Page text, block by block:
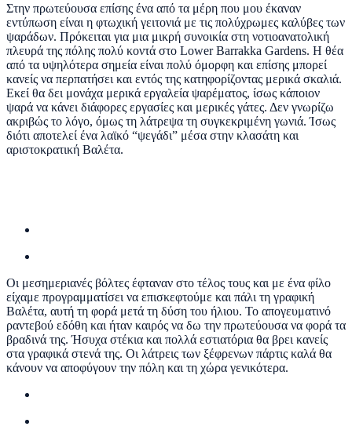
Στην πρωτεύουσα επίσης ένα από τα μέρη που μου έκαναν
εντύπωση είναι η φτωχική γειτονιά με τις πολύχρωμες καλύβες των
ψαράδων. Πρόκειται για μια μικρή συνοικία στη νοτιοανατολική
πλευρά της πόλης πολύ κοντά στο Lower Barrakka Gardens. Η θέα
από τα υψηλότερα σημεία είναι πολύ όμορφη και επίσης μπορεί
κανείς να περπατήσει και εντός της κατηφορίζοντας μερικά σκαλιά.
Εκεί θα δει μονάχα μερικά εργαλεία ψαρέματος, ίσως κάποιον
ψαρά να κάνει διάφορες εργασίες και μερικές γάτες. Δεν γνωρίζω
ακριβώς το λόγο, όμως τη λάτρεψα τη συγκεκριμένη γωνιά. Ίσως
διότι αποτελεί ένα λαϊκό “ψεγάδι” μέσα στην κλασάτη και
αριστοκρατική Βαλέτα.
Οι μεσημεριανές βόλτες έφταναν στο τέλος τους και με ένα φίλο
είχαμε προγραμματίσει να επισκεφτούμε και πάλι τη γραφική
Βαλέτα, αυτή τη φορά μετά τη δύση του ήλιου. Το απογευματινό
ραντεβού εδόθη και ήταν καιρός να δω την πρωτεύουσα να φορά τα
βραδινά της. Ήσυχα στέκια και πολλά εστιατόρια θα βρει κανείς
στα γραφικά στενά της. Οι λάτρεις των ξέφρενων πάρτις καλά θα
κάνουν να αποφύγουν την πόλη και τη χώρα γενικότερα.